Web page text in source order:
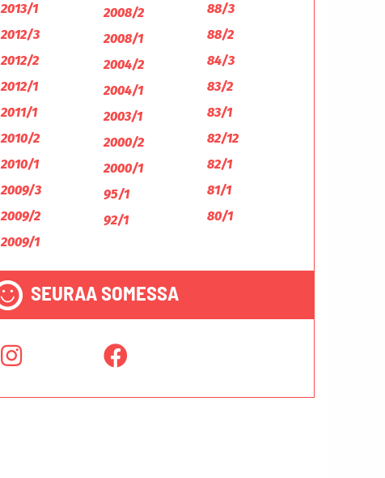
2013/1
2012/3
2012/2
2012/1
2011/1
2010/2
2010/1
2009/3
2009/2
2009/1
2008/2
2008/1
2004/2
2004/1
2003/1
2000/2
2000/1
95/1
92/1
88/3
88/2
84/3
83/2
83/1
82/12
82/1
81/1
80/1
SEURAA SOMESSA